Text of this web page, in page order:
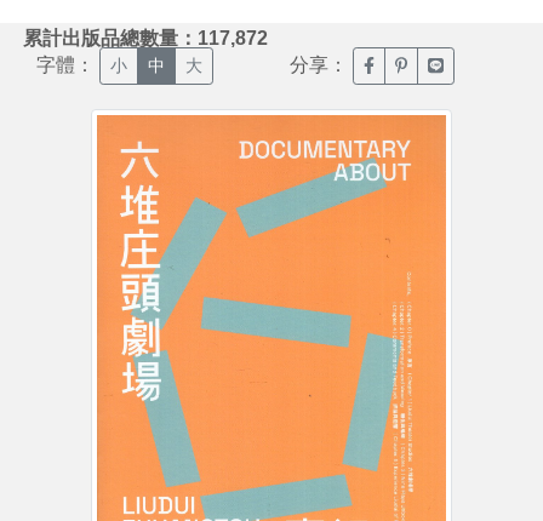
累計出版品總數量：117,872
字體： 小 中 大 分享： 臉書分享(另開新視窗)
噗浪分享(另開新
Line分享(另